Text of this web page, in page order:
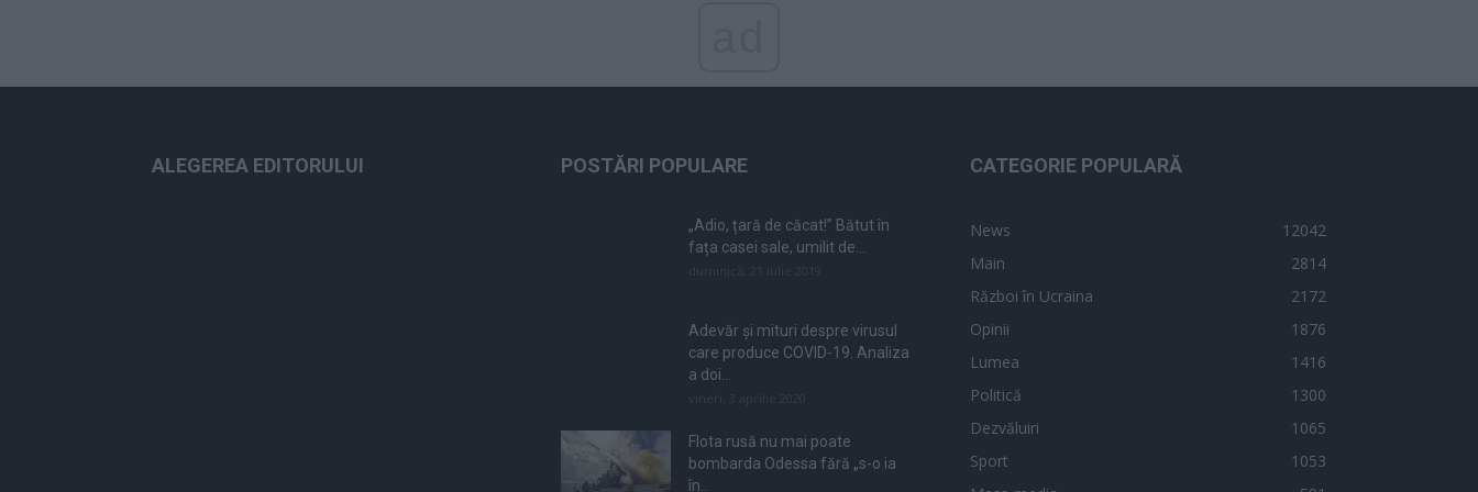
ALEGEREA EDITORULUI POSTĂRI POPULARE
„Adio, țară de căcat!” Bătut în
fața casei sale, umilit de...
Adevăr și mituri despre virusul
care produce COVID-19. Analiza
a doi...
Flota rusă nu mai poate
bombarda Odessa fără „s-o ia
în...
CATEGORIE POPULARĂ
News
12042
Main
2814
Război în Ucraina
2172
Opinii
1876
Lumea
1416
Politică
1300
Dezvăluiri
1065
Sport
1053